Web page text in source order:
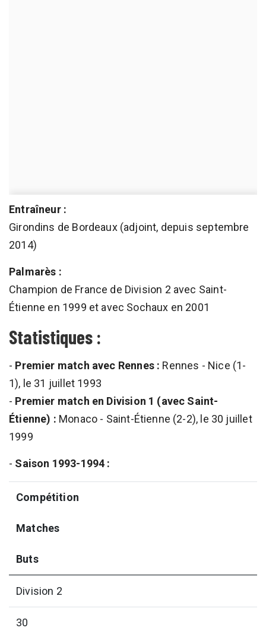
Entraîneur :
Girondins de Bordeaux (adjoint, depuis septembre
2014)
Palmarès :
Champion de France de Division 2 avec Saint-
Étienne en 1999 et avec Sochaux en 2001
Statistiques :
- Premier match avec Rennes : Rennes - Nice (1-
1), le 31 juillet 1993
- Premier match en Division 1 (avec Saint-
Étienne) : Monaco - Saint-Étienne (2-2), le 30 juillet
1999
- Saison 1993-1994 :
Compétition
Matches
Buts
Division 2
30